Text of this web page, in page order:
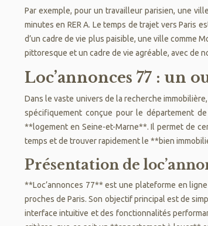
Par exemple, pour un travailleur parisien, une
minutes en RER A. Le temps de trajet vers Paris
d’un cadre de vie plus paisible, une ville comme
pittoresque et un cadre de vie agréable, avec de
Loc’annonces 77 : un
Dans le vaste univers de la recherche
spécifiquement conçue pour le département
**logement en Seine-et-Marne**. Il permet de
temps et de trouver rapidement le **bien
Présentation de
**Loc’annonces 77** est une plateforme en
proches de Paris. Son objectif principal est de
interface intuitive et des fonctionnalités